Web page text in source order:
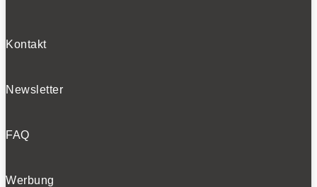
Kontakt
Newsletter
FAQ
Werbung